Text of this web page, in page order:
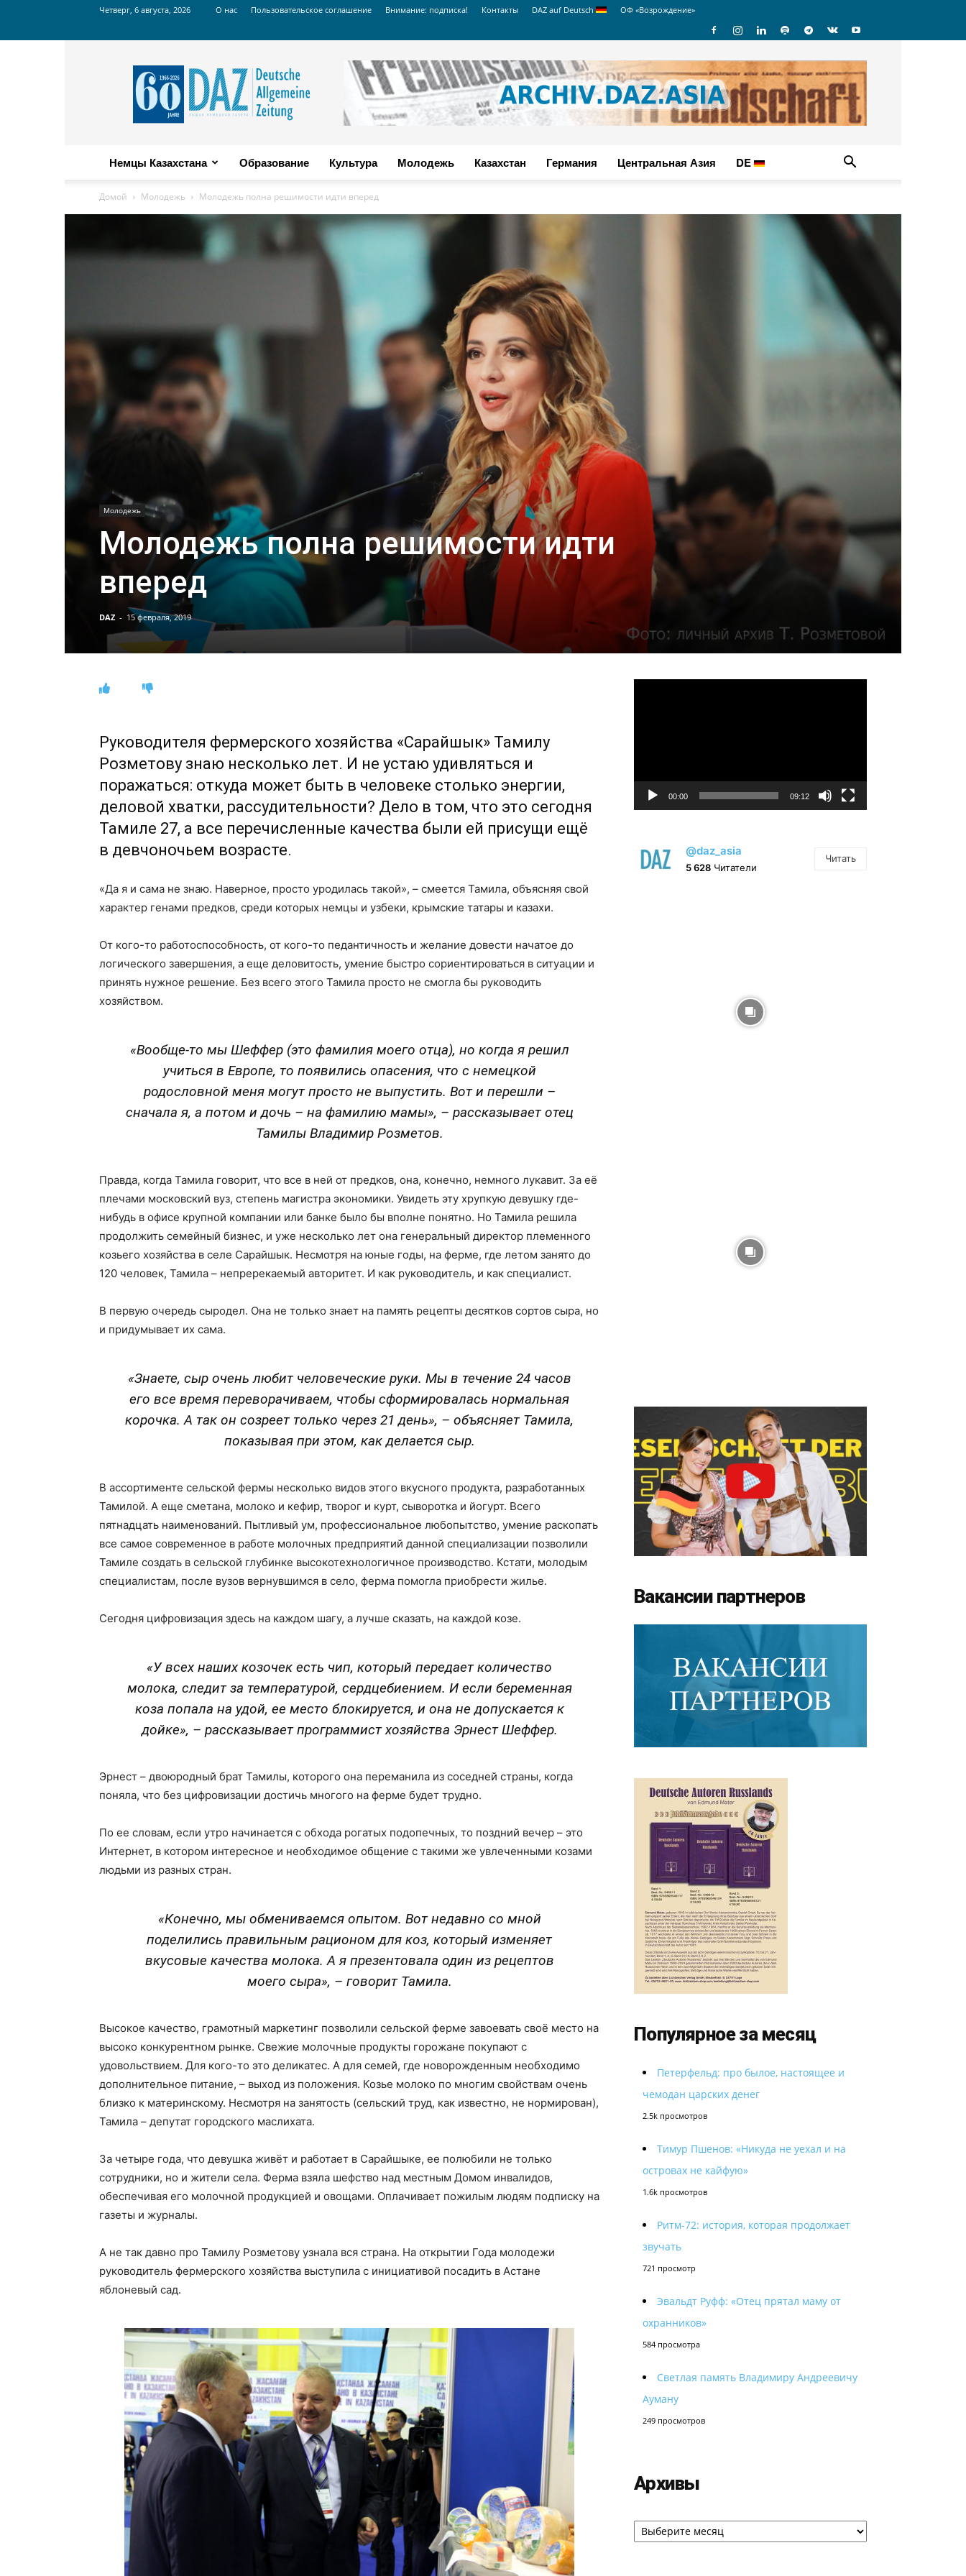
Четверг, 6 августа, 2026 О нас Пользовательское соглашение Внимание: подписка! Контакты DAZ auf Deutsch ОФ «Возрождение»
Russian
DAZ
Немцы Казахстана Образование Культура Молодежь Казахстан Германия Центральная Азия DE
Домой Молодежь Молодежь полна решимости идти вперед
Молодежь
Молодежь полна решимости идти
вперед
DAZ - 15 февраля, 2019
Руководителя фермерского хозяйства «Сарайшык» Тамилу
Розметову знаю несколько лет. И не устаю удивляться и
поражаться: откуда может быть в человеке столько энергии,
деловой хватки, рассудительности? Дело в том, что это сегодня
Тамиле 27, а все перечисленные качества были ей присущи ещё
в девчоночьем возрасте.
«Да я и сама не знаю. Наверное, просто уродилась такой», – смеется Тамила, объясняя свой
характер генами предков, среди которых немцы и узбеки, крымские татары и казахи.
От кого-то работоспособность, от кого-то педантичность и желание довести начатое до
логического завершения, а еще деловитость, умение быстро сориентироваться в ситуации и
принять нужное решение. Без всего этого Тамила просто не смогла бы руководить
хозяйством.
«Вообще-то мы Шеффер (это фамилия моего отца), но когда я решил
учиться в Европе, то появились опасения, что с немецкой
родословной меня могут просто не выпустить. Вот и перешли –
сначала я, а потом и дочь – на фамилию мамы», – рассказывает отец
Тамилы Владимир Розметов.
Правда, когда Тамила говорит, что все в ней от предков, она, конечно, немного лукавит. За её
плечами московский вуз, степень магистра экономики. Увидеть эту хрупкую девушку где-
нибудь в офисе крупной компании или банке было бы вполне понятно. Но Тамила решила
продолжить семейный бизнес, и уже несколько лет она генеральный директор племенного
козьего хозяйства в селе Сарайшык. Несмотря на юные годы, на ферме, где летом занято до
120 человек, Тамила – непререкаемый авторитет. И как руководитель, и как специалист.
В первую очередь сыродел. Она не только знает на память рецепты десятков сортов сыра, но
и придумывает их сама.
«Знаете, сыр очень любит человеческие руки. Мы в течение 24 часов
его все время переворачиваем, чтобы сформировалась нормальная
корочка. А так он созреет только через 21 день», – объясняет Тамила,
показывая при этом, как делается сыр.
В ассортименте сельской фермы несколько видов этого вкусного продукта, разработанных
Тамилой. А еще сметана, молоко и кефир, творог и курт, сыворотка и йогурт. Всего
пятнадцать наименований. Пытливый ум, профессиональное любопытство, умение раскопать
все самое современное в работе молочных предприятий данной специализации позволили
Тамиле создать в сельской глубинке высокотехнологичное производство. Кстати, молодым
специалистам, после вузов вернувшимся в село, ферма помогла приобрести жилье.
Сегодня цифровизация здесь на каждом шагу, а лучше сказать, на каждой козе.
«У всех наших козочек есть чип, который передает количество
молока, следит за температурой, сердцебиением. И если беременная
коза попала на удой, ее место блокируется, и она не допускается к
дойке», – рассказывает программист хозяйства Эрнест Шеффер.
Эрнест – двоюродный брат Тамилы, которого она переманила из соседней страны, когда
поняла, что без цифровизации достичь многого на ферме будет трудно.
По ее словам, если утро начинается с обхода рогатых подопечных, то поздний вечер – это
Интернет, в котором интересное и необходимое общение с такими же увлеченными козами
людьми из разных стран.
«Конечно, мы обмениваемся опытом. Вот недавно со мной
поделились правильным рационом для коз, который изменяет
вкусовые качества молока. А я презентовала один из рецептов
моего сыра», – говорит Тамила.
Высокое качество, грамотный маркетинг позволили сельской ферме завоевать своё место на
высоко конкурентном рынке. Свежие молочные продукты горожане покупают с
удовольствием. Для кого-то это деликатес. А для семей, где новорожденным необходимо
дополнительное питание, – выход из положения. Козье молоко по многим свойствам очень
близко к материнскому. Несмотря на занятость (сельский труд, как известно, не нормирован),
Тамила – депутат городского маслихата.
За четыре года, что девушка живёт и работает в Сарайшыке, ее полюбили не только
сотрудники, но и жители села. Ферма взяла шефство над местным Домом инвалидов,
обеспечивая его молочной продукцией и овощами. Оплачивает пожилым людям подписку на
газеты и журналы.
А не так давно про Тамилу Розметову узнала вся страна. На открытии Года молодежи
руководитель фермерского хозяйства выступила с инициативой посадить в Астане
яблоневый сад.
00:00 09:12
@daz_asia
5 628 Читатели
Читать
Вакансии партнеров
Популярное за месяц
Петерфельд: про былое, настоящее и
чемодан царских денег
2.5k просмотров
Тимур Пшенов: «Никуда не уехал и на
островах не кайфую»
1.6k просмотров
Ритм-72: история, которая продолжает
звучать
721 просмотр
Эвальдт Руфф: «Отец прятал маму от
охранников»
584 просмотра
Светлая память Владимиру Андреевичу
Ауману
249 просмотров
Архивы
Архивы